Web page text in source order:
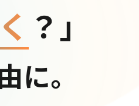
？」
に。